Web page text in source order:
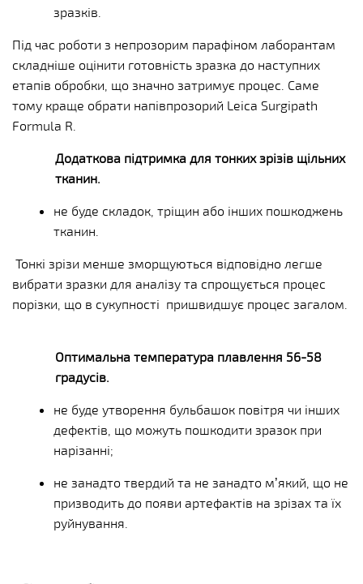
зразків.
Під час роботи з непрозорим парафіном лаборантам
складніше оцінити готовність зразка до наступних
етапів обробки, що значно затримує процес. Саме
тому краще обрати напівпрозорий Leica Surgipath
Formula R.
Додаткова підтримка для тонких зрізів щільних
тканин.
не буде складок, тріщин або інших пошкоджень
тканин.
Тонкі зрізи менше зморщуються відповідно легше
вибрати зразки для аналізу та спрощується процес
порізки, що в сукупності пришвидшує процес загалом.
Оптимальна температура плавлення 56-58
градусів.
не буде утворення бульбашок повітря чи інших
дефектів, що можуть пошкодити зразок при
нарізанні;
не занадто твердий та не занадто м’який, що не
призводить до появи артефактів на зрізах та їх
руйнування.